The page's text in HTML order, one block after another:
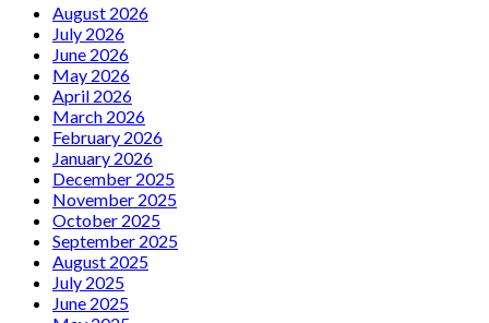
August 2026
July 2026
June 2026
May 2026
April 2026
March 2026
February 2026
January 2026
December 2025
November 2025
October 2025
September 2025
August 2025
July 2025
June 2025